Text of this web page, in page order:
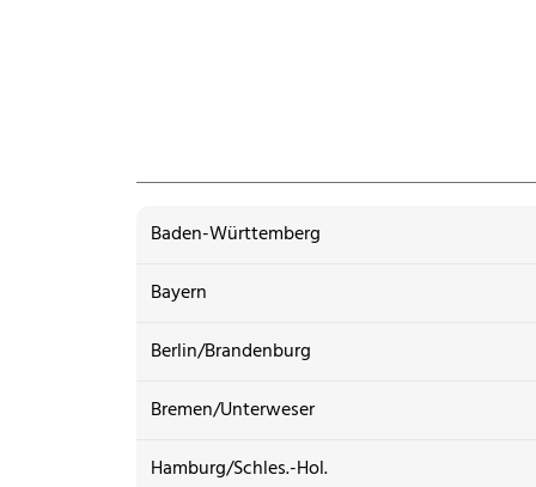
Baden-Württemberg
Bayern
Berlin/Brandenburg
Bremen/Unterweser
Hamburg/Schles.-Hol.